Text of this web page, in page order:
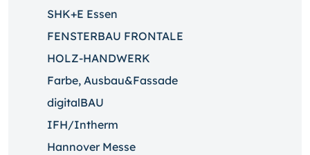
SHK+E Essen
FENSTERBAU FRONTALE
HOLZ-HANDWERK
Farbe, Ausbau&Fassade
digitalBAU
IFH/Intherm
Hannover Messe